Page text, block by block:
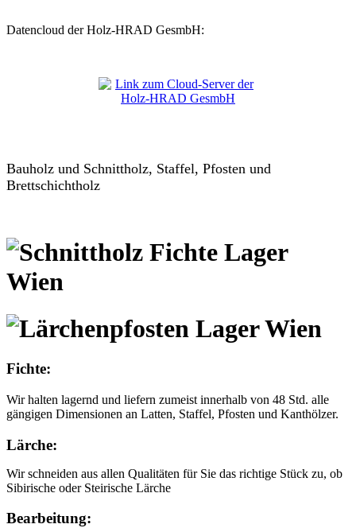
Datencloud der Holz-HRAD GesmbH:
Bauholz und Schnittholz, Staffel, Pfosten und
Brettschichtholz
Fichte:
Wir halten lagernd und liefern zumeist innerhalb von 48 Std. alle
gängigen Dimensionen an Latten, Staffel, Pfosten und Kanthölzer.
Lärche:
Wir schneiden aus allen Qualitäten für Sie das richtige Stück zu, ob
Sibirische oder Steirische Lärche
Bearbeitung: